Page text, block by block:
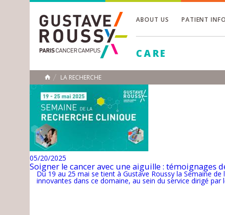
ABOUT US PATIENT
CARE
HOME
LA RECHERCHE
05/20/2025
Soigner le cancer avec une aiguille : témoignages
Du 19 au 25 mai se tient à Gustave Roussy la Semaine
innovantes dans ce domaine, au sein du service dirigé